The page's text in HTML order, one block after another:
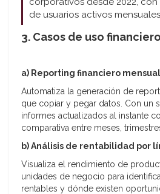
de usuarios activos
3. Casos de uso
a) Reporting financiero mensual
Automatiza la generación de
que copiar y pegar datos. Con un
informes actualizados al instante
comparativa entre meses,
b) Análisis de rentabilidad por
Visualiza el rendimiento de
unidades de negocio para
rentables y dónde existen